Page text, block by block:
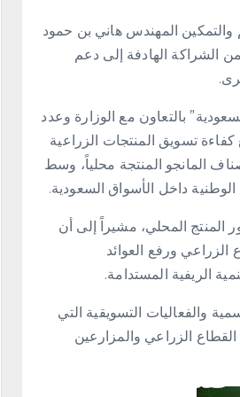
والتمكين المهندس هاني بن حمود
الشراكة الهادفة إلى دعم
بالتعاون مع الوزارة وعدد
تسويق المنتجات الزراعية
المانجو المنتجة محلياً، وسط
داخل الأسواق السعودية.
المنتج المحلي، مشيراً إلى أن
ورفع العوائد
والفعاليات التسويقية التي
الزراعي والمزارعين